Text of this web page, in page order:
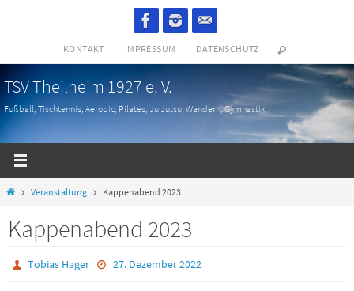
KONTAKT IMPRESSUM DATENSCHUTZ
TSV Theilheim 1927 e. V.
Fußball, Tischtennis, Aerobic, Pilates, Ju Jutsu, Wandern, Gymnastik
StartVeranstaltung Kappenabend 2023
Kappenabend 2023
Tobias Hager 27. Dezember 2022